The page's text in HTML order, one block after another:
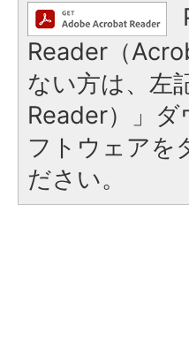
Reader（
ない方は、左
Reader）」
フトウェアを
ださい。